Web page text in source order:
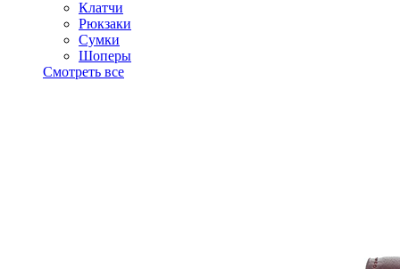
Клатчи
Рюкзаки
Сумки
Шоперы
Смотреть все